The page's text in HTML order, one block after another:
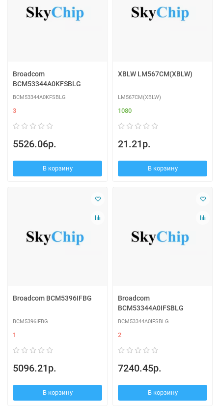
Broadcom
BCM53344A0KFSBLG
BCM53344A0KFSBLG
3
5526.06р.
В корзину
XBLW LM567CM(XBLW)
LM567CM(XBLW)
1080
21.21р.
В корзину
Broadcom BCM5396IFBG
BCM5396IFBG
1
5096.21р.
В корзину
Broadcom
BCM53344A0IFSBLG
BCM53344A0IFSBLG
2
7240.45р.
В корзину